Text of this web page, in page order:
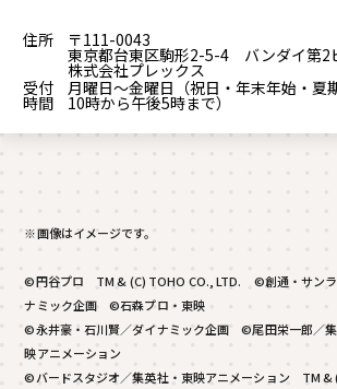
住所 〒111-0043
東京都台東区駒形2-5-4 バンダイ第2
株式会社プレックス
受付
時間
月曜日～金曜日（祝日・年末年始・夏
10時から午後5時まで）
※画像はイメージです。
©円谷プロ TM & (C) TOHO CO., LTD. ©創通・サン
ナミック企画 ©石森プロ・東映
©永井豪・石川賢／ダイナミック企画 ©尾田栄一郎／
映アニメーション
©バードスタジオ／集英社・東映アニメーション TM &